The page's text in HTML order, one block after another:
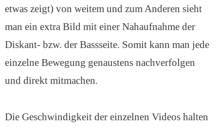
etwas zeigt) von weitem und zum Anderen sieht
man ein extra Bild mit einer Nahaufnahme der
Diskant- bzw. der Bassseite. Somit kann man jede
einzelne Bewegung genaustens nachverfolgen
und direkt mitmachen.
Die Geschwindigkeit der einzelnen Videos halten